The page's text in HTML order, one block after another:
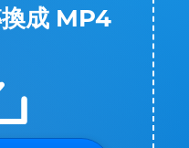
成 MP4